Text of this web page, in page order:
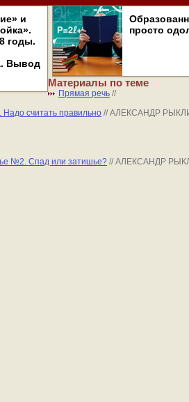
и
годы.
Вывод
просто
Материалы по теме
Прямая речь //
Надо считать правильно // АЛЕКСАНДР
№2. Спад или затишье? // АЛЕКСАНДР